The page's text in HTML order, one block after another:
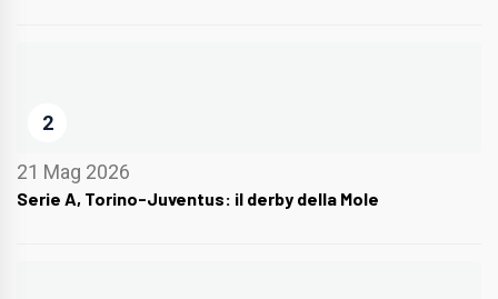
2
21 Mag 2026
Serie A, Torino-Juventus: il derby della Mole